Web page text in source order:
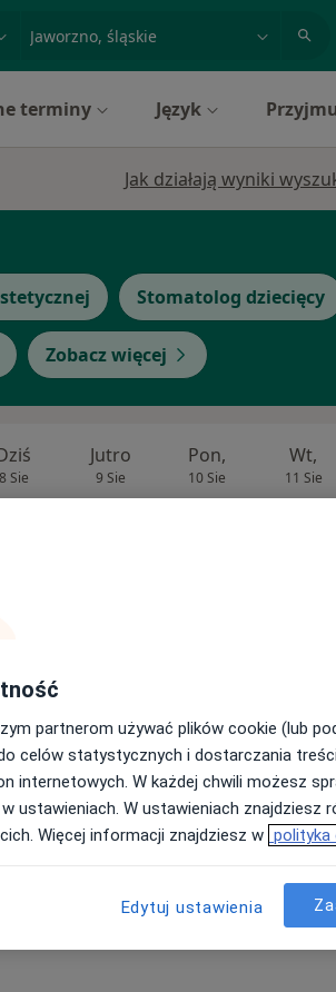
miasto lub dzielnica
terminy Język
Jak działają wyniki
Stomatolog dziecięcy
Zobacz więcej
8 Sie
Jutro
9 Sie
Pon,
10 Sie
Wt,
11 Sie
Dziś Jutro Pon, Wt,
11 Sie
Umawianie online nie jest dostępne
partnerom używać plików cookie (lub
celów statystycznych i dostarczania
internetowych. W każdej chwili możesz
ustawieniach. W ustawieniach znajdziesz
Więcej informacji znajdziesz w polityka
Edytuj ustawienia